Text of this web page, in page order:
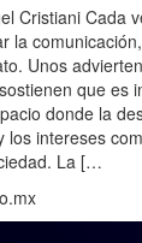
Cristiani Cada
la
Unos
que es
donde la
los intereses
La […